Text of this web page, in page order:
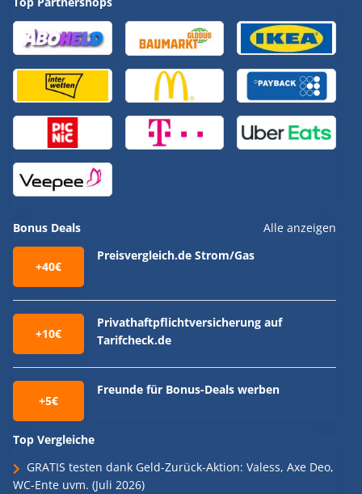
Bonus Deals Alle anzeigen
+40€
Preisvergleich.de Strom/Gas
+10€
Privathaftpflichtversicherung auf
Tarifcheck.de
+5€
Freunde für Bonus-Deals werben
Top Vergleiche
GRATIS testen dank Geld-Zurück-Aktion: Valess, Axe Deo,
WC-Ente uvm. (Juli 2026)